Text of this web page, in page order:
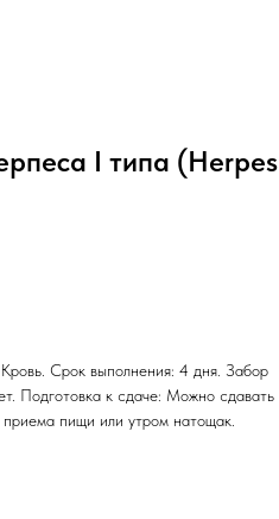
I типа (Herpes
Срок выполнения: 4 дня. Забор
Подготовка к сдаче: Можно сдавать
пищи или утром натощак.